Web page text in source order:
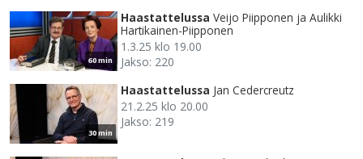
60 min
Haastattelussa Veijo Piipponen ja Aulikki
Hartikainen-Piipponen
1.3.25 klo 19.00
Jakso: 220
30 min
Haastattelussa Jan Cedercreutz
21.2.25 klo 20.00
Jakso: 219